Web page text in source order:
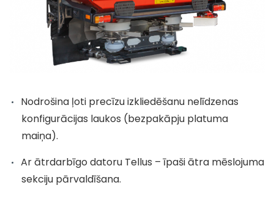
Nodrošina ļoti precīzu izkliedēšanu nelīdzenas
konfigurācijas laukos (bezpakāpju platuma
maiņa).
Ar ātrdarbīgo datoru Tellus – īpaši ātra mēslojuma
sekciju pārvaldīšana.